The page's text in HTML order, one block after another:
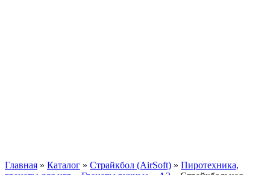
Главная » Каталог » Страйкбол (AirSoft) » Пиротехника,